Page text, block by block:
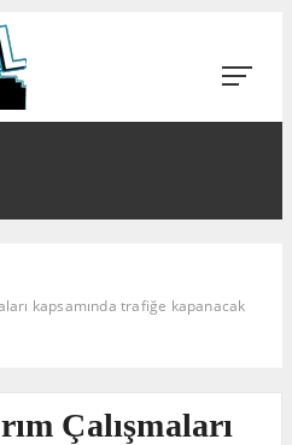
kapsamında trafiğe kapanacak
Çalışmaları